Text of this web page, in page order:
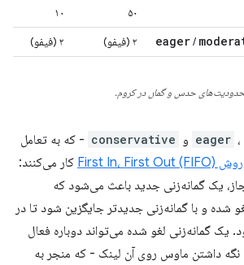
۵۰ ۱۰
eager/ ۲ (فیفو) ۲ (فیفو)
حدس و گمان در کروم.
eager ، و conservative - که به تعامل
روش First In، First Out (FIFO)
کار می‌کنند:
یک گمانه‌زنی جدید باعث می‌شود که
شده و با گمانه‌زنی جدیدتر جایگزین شود تا در
گمانه‌زنی لغو شده می‌تواند دوباره فعال
نگه داشتن ماوس روی آن لینک - که منجر به